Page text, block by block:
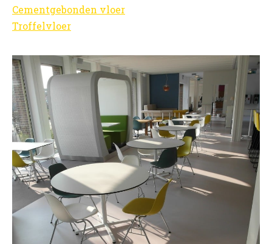
Cementgebonden vloer
Troffelvloer